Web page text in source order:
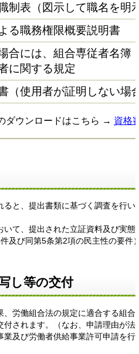
制表（図示して職名を明
る職務権限概要説明書
合には、組合専従者名簿
に関する規定
（使用者が証明しない場
ダウンロードはこちら → 資格
と、提出書類に基づく調査を行
て、提出された立証資料及び実
及び同第5条第2項の民主性の要
し等の交付
労働組合法の規定に適合する組
付されます。（なお、申請理由が
業及び労働者供給事業許可申請を